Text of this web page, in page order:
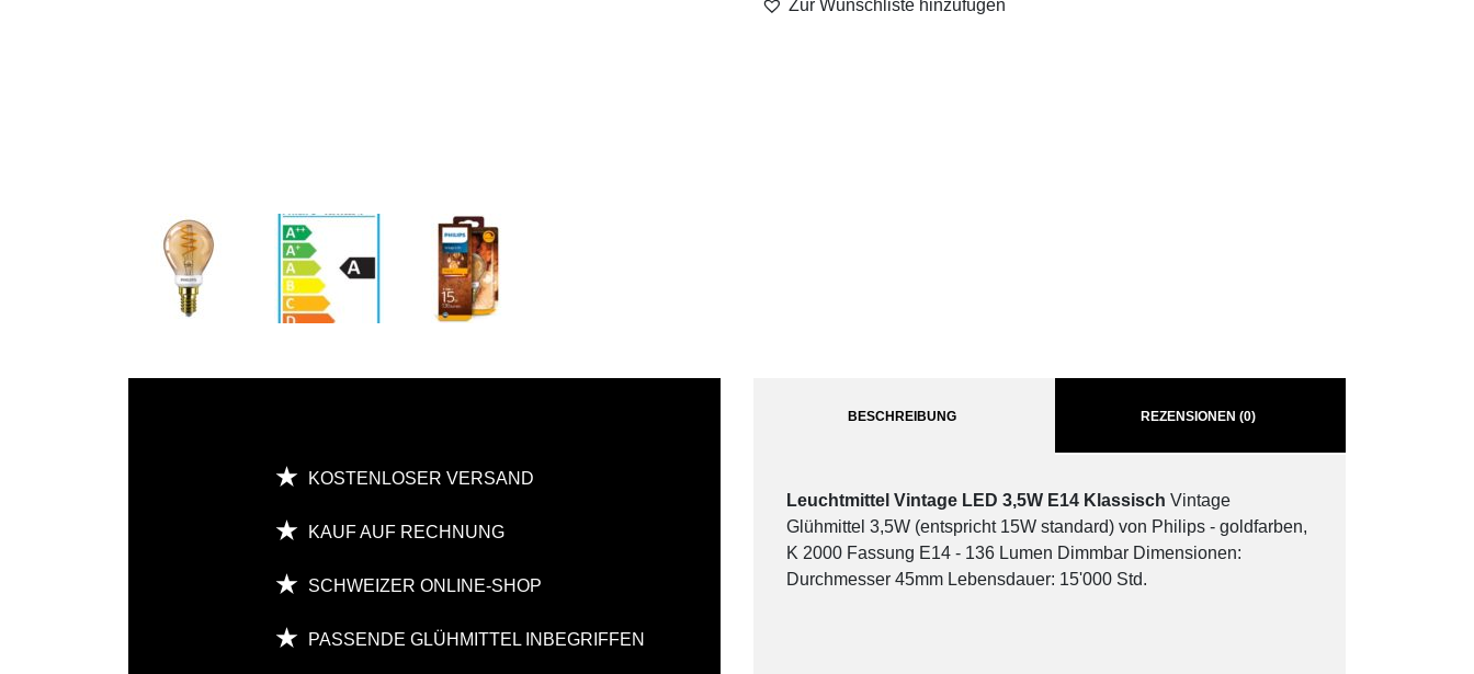
Zur Wunschliste hinzufügen
KOSTENLOSER VERSAND
KAUF AUF RECHNUNG
SCHWEIZER ONLINE-SHOP
PASSENDE GLÜHMITTEL INBEGRIFFEN
BESCHREIBUNG REZENSIONEN (0)
Leuchtmittel Vintage LED 3,5W E14 Klassisch Vintage
Glühmittel 3,5W (entspricht 15W standard) von Philips - goldfarben,
K 2000 Fassung E14 - 136 Lumen Dimmbar Dimensionen:
Durchmesser 45mm Lebensdauer: 15'000 Std.